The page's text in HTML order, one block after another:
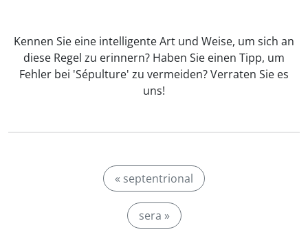
Kennen Sie eine intelligente Art und Weise, um sich an
diese Regel zu erinnern? Haben Sie einen Tipp, um
Fehler bei 'Sépulture' zu vermeiden? Verraten Sie es
uns!
« septentrional
sera »